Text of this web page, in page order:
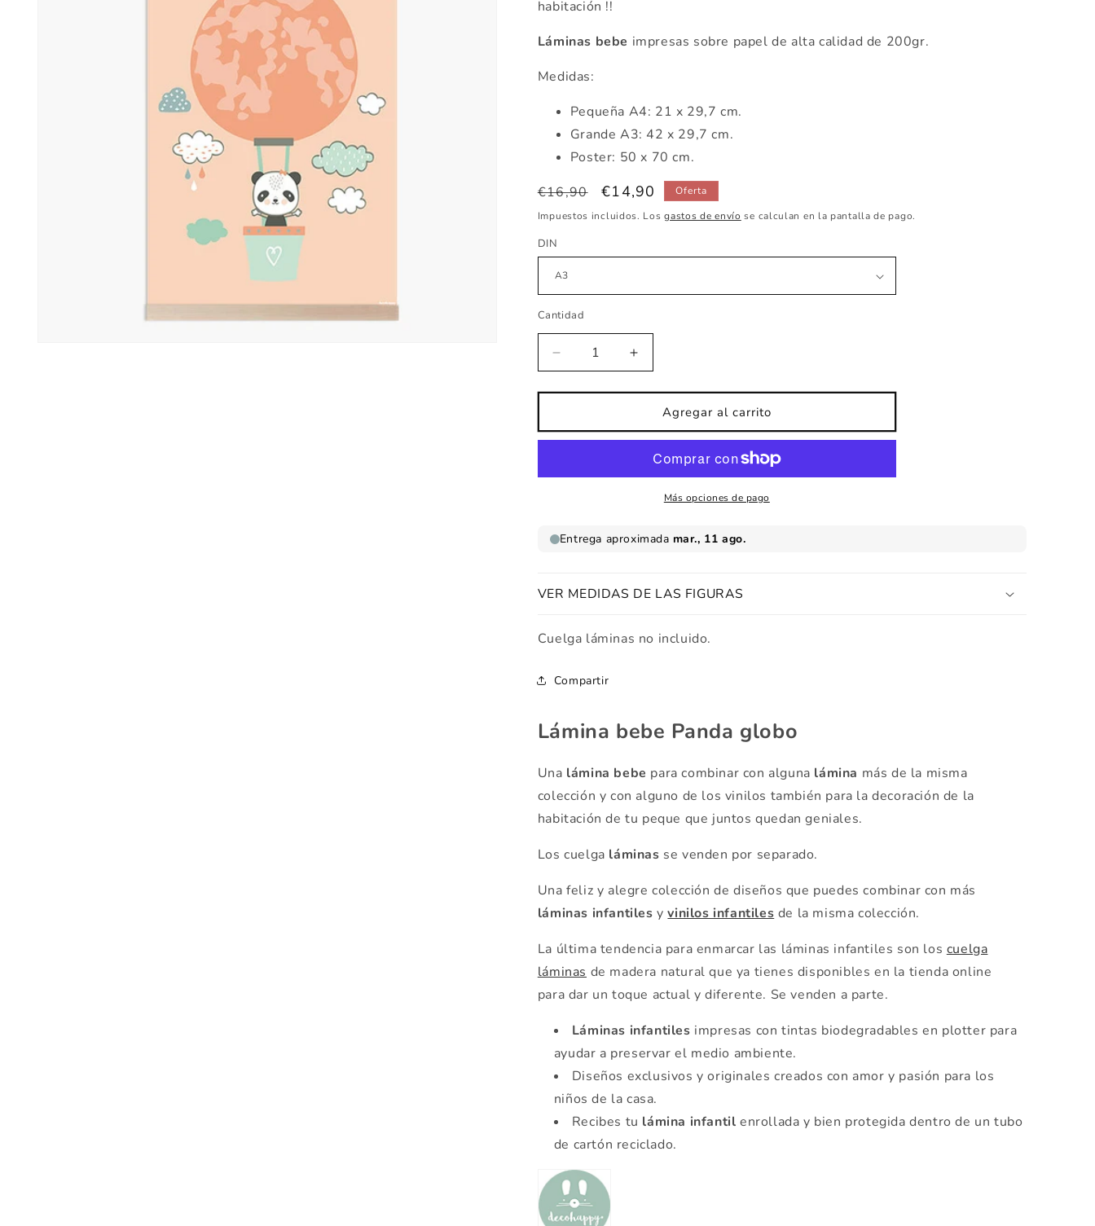
habitación !!
Láminas bebe impresas sobre papel de alta calidad de 200gr.
Medidas:
Pequeña A4: 21 x 29,7 cm.
Grande A3: 42 x 29,7 cm.
Poster: 50 x 70 cm.
Precio
habitual
€16,90
Precio
de
€14,90
Oferta
Impuestos incluidos. Losgastos de envío se calculan en la pantalla de pago.
DIN
Cantidad
Reducir
cantidad
para
bebe
Panda
Aumentar
cantidad
para
Lámina
bebe
Panda
globo
Agregar al carrito
Más opciones de pago
VER MEDIDAS DE LAS FIGURAS
Cuelga láminas no incluido.
Compartir
Lámina bebe Panda globo
Una lámina bebe para combinar con alguna lámina más de la misma
colección y con alguno de los vinilos también para la decoración de la
habitación de tu peque que juntos quedan geniales.
Los cuelga láminas se venden por separado.
Una feliz y alegre colección de diseños que puedes combinar con más
láminas infantiles yvinilos infantiles de la misma colección.
La última tendencia para enmarcar las láminas infantiles son los cuelga
láminas de madera natural que ya tienes disponibles en la tienda online
para dar un toque actual y diferente. Se venden a parte.
Láminas infantiles impresas con tintas biodegradables en plotter para
ayudar a preservar el medio ambiente.
Diseños exclusivos y originales creados con amor y pasión para los
niños de la casa.
Recibes tu lámina infantil enrollada y bien protegida dentro de un tubo
de cartón reciclado.